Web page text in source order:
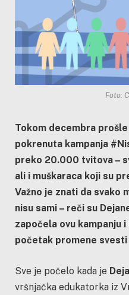
Foto:
Tokom decembra
pokrenuta kampanja
preko 20.000 tvitova –
ali i muškaraca koji su
Važno je znati da svako
nisu sami – reči su
započela ovu kampanju
početak promene svesti
Sve je počelo kada je
vršnjačka edukatorka iz